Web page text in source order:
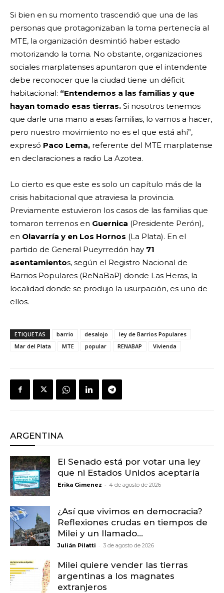
Si bien en su momento trascendió que una de las
personas que protagonizaban la toma pertenecía al
MTE, la organización desmintió haber estado
motorizando la toma. No obstante, organizaciones
sociales marplatenses apuntaron que el intendente
debe reconocer que la ciudad tiene un déficit
habitacional: “Entendemos a las familias y que
hayan tomado esas tierras. Si nosotros tenemos
que darle una mano a esas familias, lo vamos a hacer,
pero nuestro movimiento no es el que está ahí”,
expresó Paco Lema, referente del MTE marplatense
en declaraciones a radio La Azotea.
Lo cierto es que este es solo un capítulo más de la
crisis habitacional que atraviesa la provincia.
Previamente estuvieron los casos de las familias que
tomaron terrenos en Guernica (Presidente Perón),
en Olavarría y en Los Hornos (La Plata). En el
partido de General Pueyrredón hay 71
asentamientos, según el Registro Nacional de
Barrios Populares (ReNaBaP) donde Las Heras, la
localidad donde se produjo la usurpación, es uno de
ellos.
ETIQUETAS barrio desalojo
ley de Barrios Populares
Mar del Plata
MTE popular RENABAP Vivienda
ARGENTINA
El Senado está por votar una ley
que ni Estados Unidos aceptaría
Erika Gimenez - 4 de agosto de 2026
¿Así que vivimos en democracia?
Reflexiones crudas en tiempos de
Milei y un llamado...
Julián Pilatti - 3 de agosto de 2026
Milei quiere vender las tierras
argentinas a los magnates
extranjeros